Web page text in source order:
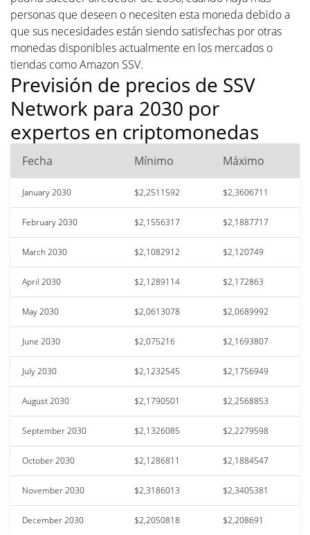
personas que deseen o necesiten esta moneda debido a
que sus necesidades están siendo satisfechas por otras
monedas disponibles actualmente en los mercados o
tiendas como Amazon SSV.
Previsión de precios de SSV
Network para 2030 por
expertos en criptomonedas
Fecha Mínimo Máximo
January 2030 $2,2511592 $2,3606711
February 2030 $2,1556317 $2,1887717
March 2030 $2,1082912 $2,120749
April 2030 $2,1289114 $2,172863
May 2030 $2,0613078 $2,0689992
June 2030 $2,075216 $2,1693807
July 2030 $2,1232545 $2,1756949
August 2030 $2,1790501 $2,2568853
September 2030 $2,1326085 $2,2279598
October 2030 $2,1286811 $2,1884547
November 2030 $2,3186013 $2,3405381
December 2030 $2,2050818 $2,208691